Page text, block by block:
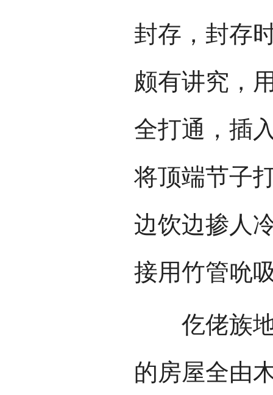
封存，封存
颇有讲究，
全打通，插
将顶端节子
边饮边掺人
接用竹管吮
仡佬族地
的房屋全由